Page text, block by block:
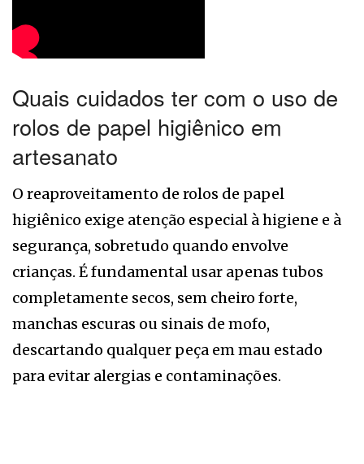
Quais cuidados ter com o uso de
rolos de papel higiênico em
artesanato
O reaproveitamento de rolos de papel
higiênico exige atenção especial à higiene e à
segurança, sobretudo quando envolve
crianças. É fundamental usar apenas tubos
completamente secos, sem cheiro forte,
manchas escuras ou sinais de mofo,
descartando qualquer peça em mau estado
para evitar alergias e contaminações.